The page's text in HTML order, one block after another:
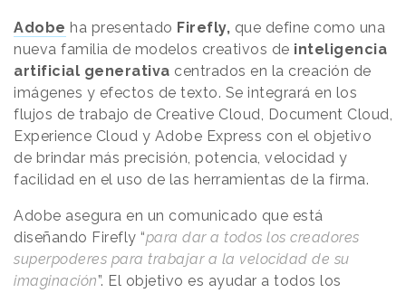
Adobe ha presentado Firefly, que define como una
nueva familia de modelos creativos de inteligencia
artificial generativa centrados en la creación de
imágenes y efectos de texto. Se integrará en los
flujos de trabajo de Creative Cloud, Document Cloud,
Experience Cloud y Adobe Express con el objetivo
de brindar más precisión, potencia, velocidad y
facilidad en el uso de las herramientas de la firma.
Adobe asegura en un comunicado que está
diseñando Firefly “para dar a todos los creadores
superpoderes para trabajar a la velocidad de su
imaginación”. El objetivo es ayudar a todos los